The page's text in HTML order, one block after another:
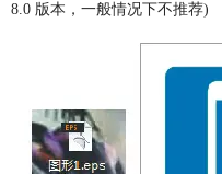
8.0 版本，一般情况下不推荐)